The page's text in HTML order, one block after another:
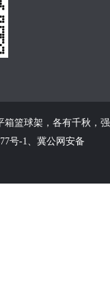
箱篮球架 ，各有千秋，强
号-1
冀公网安备